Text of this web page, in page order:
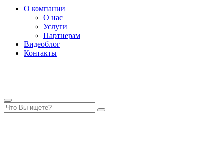
О компании
О нас
Услуги
Партнерам
Видеоблог
Контакты